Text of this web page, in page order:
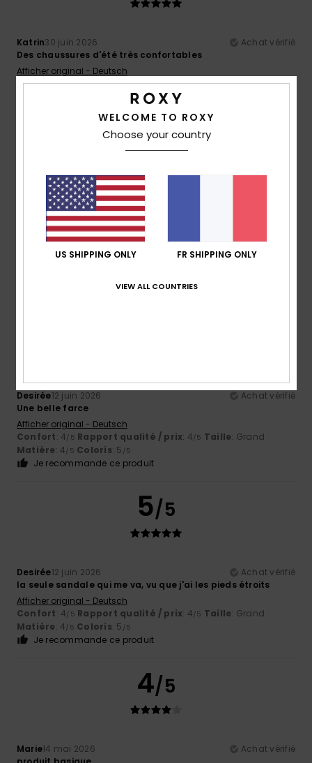
Katrin30 juin 2026
Achat vérifié
Des chaussures d'été très confortables
Afficher original - Deutsch
Confort: 5/5 Rapport qualité / prix: 5/5 Taille: Grand
4/5
Natalie14 juin 2026
Jolie couleur et bonne coupe :)
Confort: 4 Rapport qualité / prix: 5 Taille : Taille
Je recommande ce produit
Desirée12 juin 2026
Achat vérifié
Une belle farce
Afficher original - Deutsch
Confort: 4/5 Rapport qualité / prix: 4/5 Taille: Grand
Matière: 4/5 Coloris: 5 /5
Je recommande ce produit
5/5
Desirée12 juin 2026
Achat vérifié
la seule sandale qui me va, vu que j'ai les pieds étroits
Afficher original - Deutsch
Confort: 4/5 Rapport qualité / prix: 4/5 Taille: Grand
Matière: 4/5 Coloris: 5 /5
Je recommande ce produit
4/5
Marie14 mai 2026
Achat vérifié
WELCOME TO ROXY
Choose your country
US SHIPPING ONLY FR SHIPPING ONLY
VIEW ALL COUNTRIES